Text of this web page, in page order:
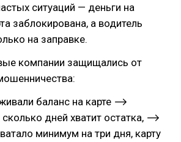
ситуаций — деньги на
заблокирована, а водитель
на заправке.
компании защищались от
баланс на карте ⟶
сколько дней хватит остатка, ⟶
минимум на три дня, карту